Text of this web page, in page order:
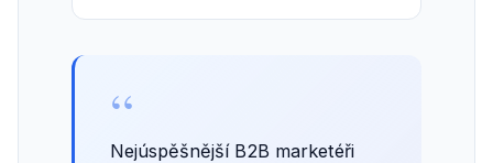
“
Nejúspěšnější B2B marketéři